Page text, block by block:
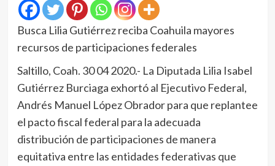
Busca Lilia Gutiérrez reciba Coahuila mayores
recursos de participaciones federales
Saltillo, Coah. 30 04 2020.- La Diputada Lilia Isabel
Gutiérrez Burciaga exhortó al Ejecutivo Federal,
Andrés Manuel López Obrador para que replantee
el pacto fiscal federal para la adecuada
distribución de participaciones de manera
equitativa entre las entidades federativas que